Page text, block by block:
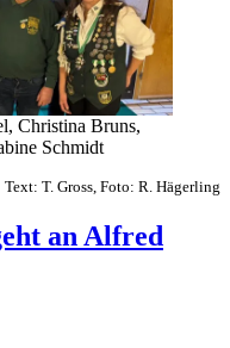
Christina Bruns,
Schmidt
Text: T. Gross, Foto: R. Hägerling
an Alfred